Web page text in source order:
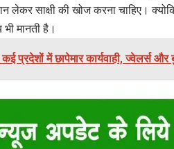
लेकर साक्षी की खोज करना चाहिए।
मानती है।
में छापेमार कार्यवाही, ज्वेलर्स और